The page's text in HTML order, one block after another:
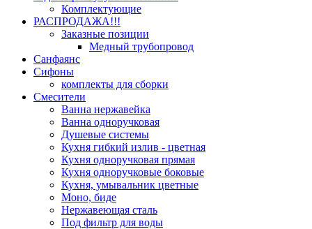
Комплектующие
РАСПРОДАЖА!!!
Заказные позиции
Медный трубопровод
Санфаянс
Сифоны
комплекты для сборки
Смесители
Ванна нержавейка
Ванна одноручковая
Душевые системы
Кухня гибкий излив - цветная
Кухня одноручковая прямая
Кухня одноручковые боковые
Кухня, умывальник цветные
Моно, биде
Нержавеющая сталь
Под фильтр для воды